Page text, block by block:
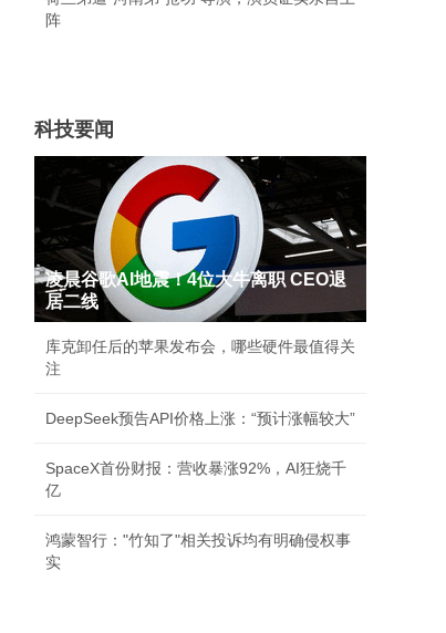
阵
科技要闻
凌晨谷歌AI地震！4位大牛离职 CEO退
居二线
库克卸任后的苹果发布会，哪些硬件最值得关
注
DeepSeek预告API价格上涨：“预计涨幅较大”
SpaceX首份财报：营收暴涨92%，AI狂烧千
亿
鸿蒙智行："竹知了"相关投诉均有明确侵权事
实